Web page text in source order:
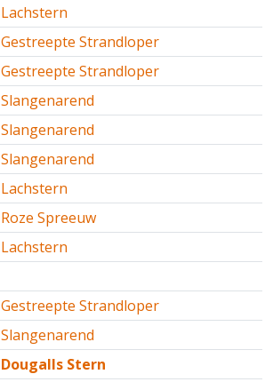
Lachstern
Gestreepte Strandloper
Gestreepte Strandloper
Slangenarend
Slangenarend
Slangenarend
Lachstern
Roze Spreeuw
Lachstern
Gestreepte Strandloper
Slangenarend
Dougalls Stern